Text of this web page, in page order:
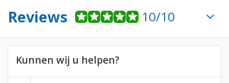
Reviews 10/10
Kunnen wij u helpen?